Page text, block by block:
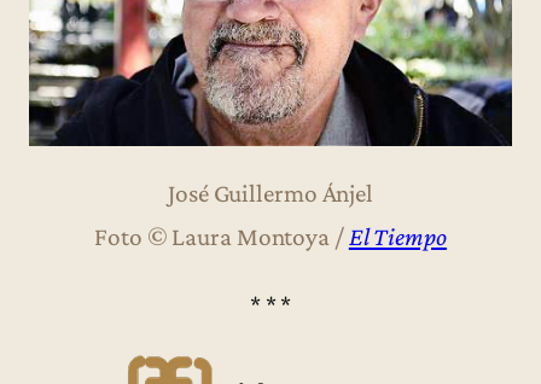
José Guillermo Ánjel
Foto © Laura Montoya /El Tiempo
* * *